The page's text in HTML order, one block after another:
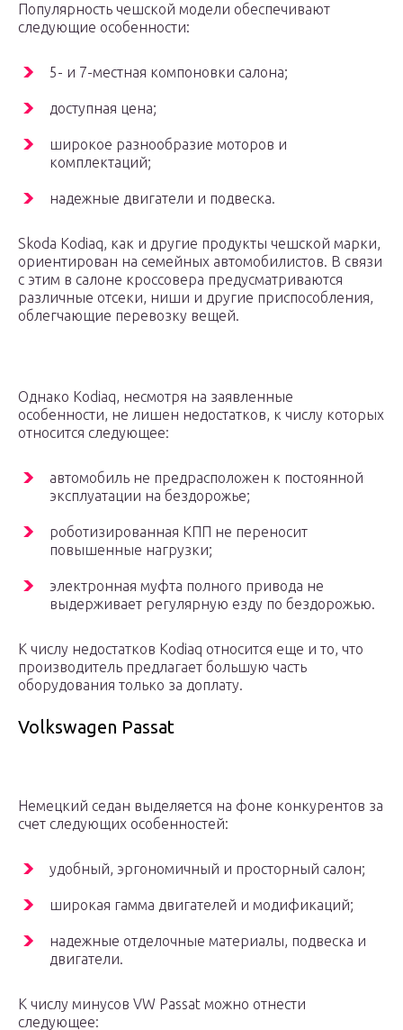
Популярность чешской модели обеспечивают
следующие особенности:
5- и 7-местная компоновки салона;
доступная цена;
широкое разнообразие моторов и
комплектаций;
надежные двигатели и подвеска.
Skoda Kodiaq, как и другие продукты чешской марки,
ориентирован на семейных автомобилистов. В связи
с этим в салоне кроссовера предусматриваются
различные отсеки, ниши и другие приспособления,
облегчающие перевозку вещей.
Однако Kodiaq, несмотря на заявленные
особенности, не лишен недостатков, к числу которых
относится следующее:
автомобиль не предрасположен к постоянной
эксплуатации на бездорожье;
роботизированная КПП не переносит
повышенные нагрузки;
электронная муфта полного привода не
выдерживает регулярную езду по бездорожью.
К числу недостатков Kodiaq относится еще и то, что
производитель предлагает большую часть
оборудования только за доплату.
Volkswagen Passat
Немецкий седан выделяется на фоне конкурентов за
счет следующих особенностей:
удобный, эргономичный и просторный салон;
широкая гамма двигателей и модификаций;
надежные отделочные материалы, подвеска и
двигатели.
К числу минусов VW Passat можно отнести
следующее: